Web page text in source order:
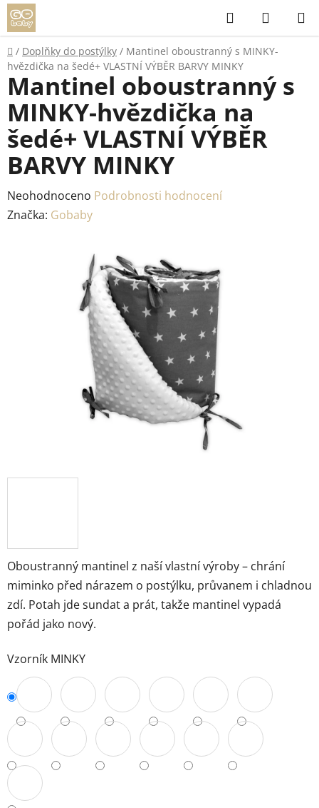
Přejít
na
obsah
Hledat
KOŠÍK
Domů
/ Doplňky do postýlky / Mantinel oboustranný s MINKY-
hvězdička na šedé+ VLASTNÍ VÝBĚR BARVY MINKY
Oboustranný mantinel z naší vlastní výroby – chrání
miminko před nárazem o postýlku, průvanem i chladnou
zdí. Potah jde sundat a prát, takže mantinel vypadá
pořád jako nový.
Vzorník MINKY
Mantinel oboustranný s
MINKY-hvězdička na
šedé+ VLASTNÍ VÝBĚR
BARVY MINKY
Průměrné
hodnocení
Neohodnoceno Podrobnosti hodnocení
Značka: Gobaby